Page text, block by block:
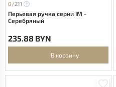
0/211
Перьевая ручка серии IM -
Серебряный
235.88 BYN
В корзину